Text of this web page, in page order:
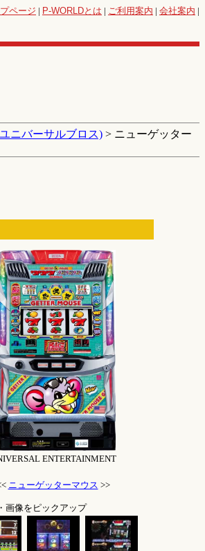
ページ | P-WORLDとは | ご利用案内 | 会社案内 |
ニバーサルブロス) > ニューゲッター
ENTERTAINMENT
ニューゲッターマウス >>
画像をピックアップ